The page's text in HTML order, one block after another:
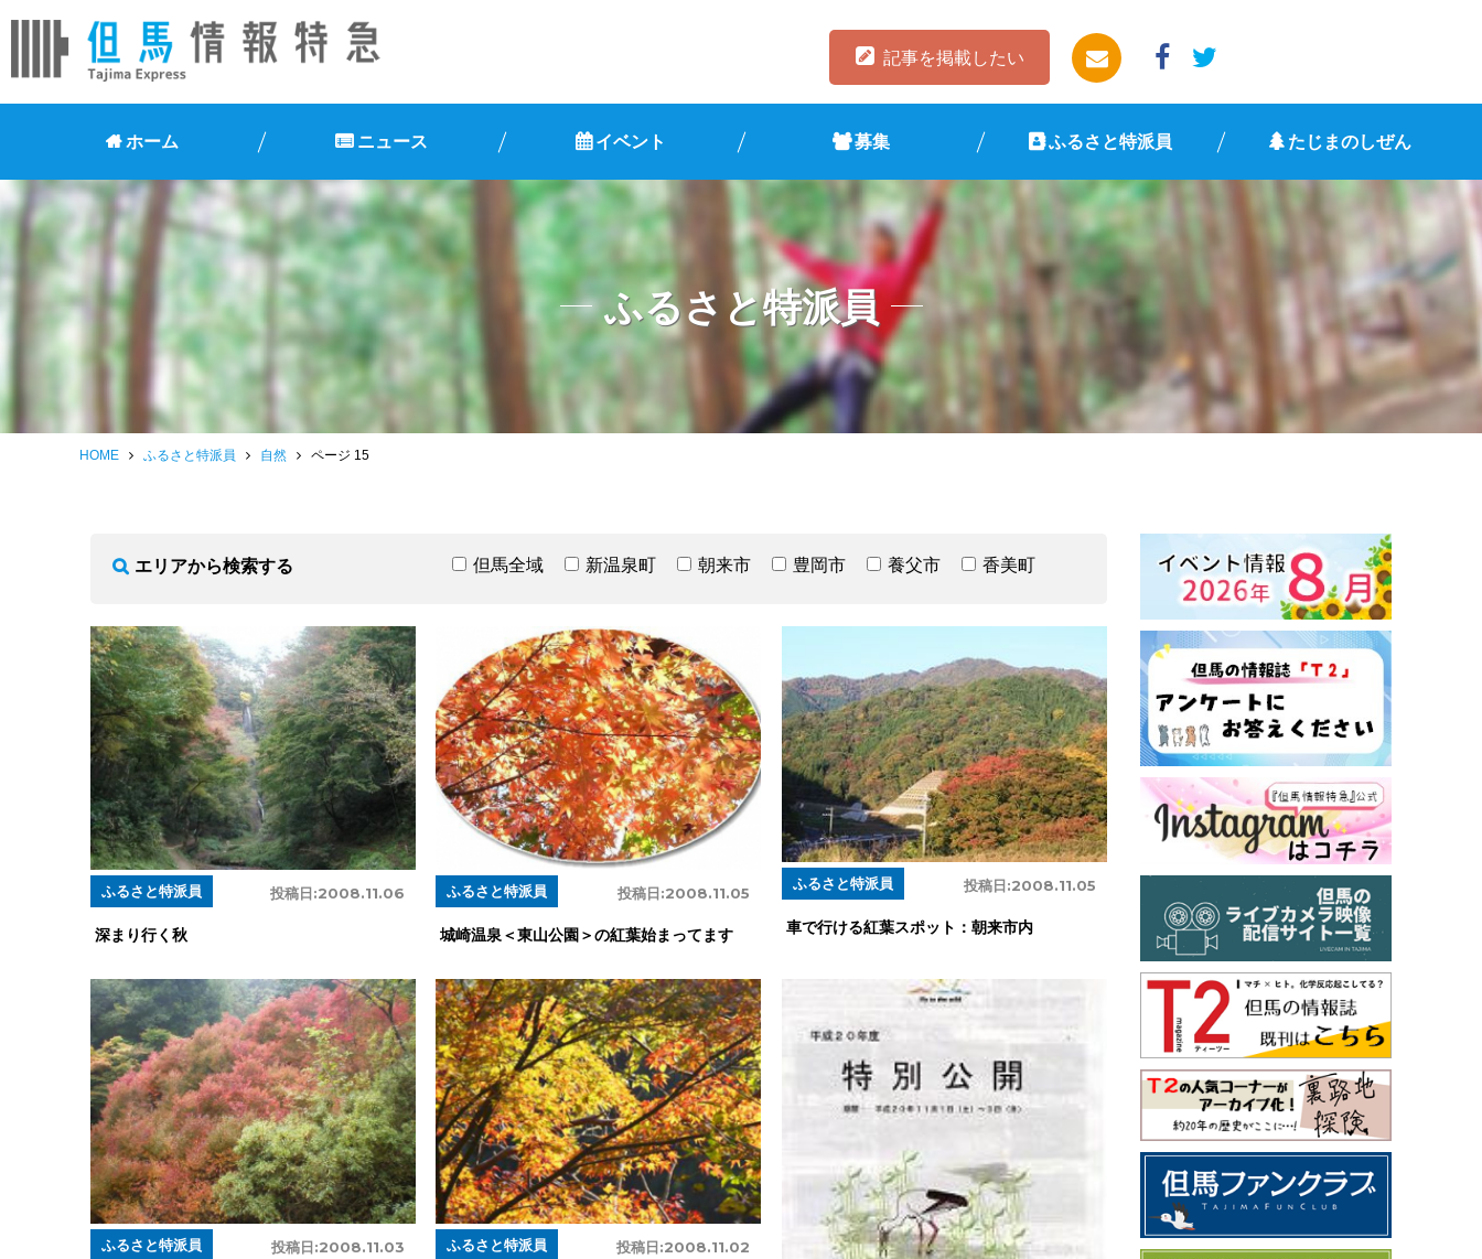
記事を掲載したい
ホーム ニュース イベント 募集 ふるさと特派員 たじまのしぜん
ふるさと特派員
HOME ふるさと特派員 自然 ページ 15
エリアから検索する 但馬全域 新温泉町 朝来市 豊岡市 養父市 香美町
投稿日:2008.11.06
ふるさと特派員
深まり行く秋
投稿日:2008.11.05
ふるさと特派員
城崎温泉＜東山公園＞の紅葉始まってます
投稿日:2008.11.05
ふるさと特派員
車で行ける紅葉スポット：朝来市内
投稿日:2008.11.03
ふるさと特派員 投稿日:2008.11.02
ふるさと特派員